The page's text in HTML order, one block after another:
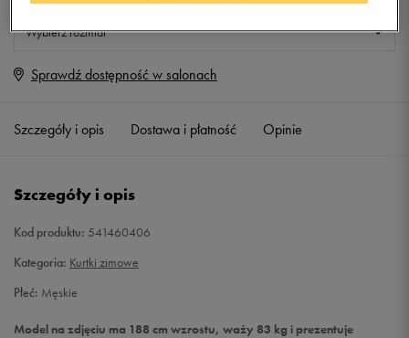
Wybierz rozmiar
BR Powiadom o dostępności
XS Powiadom o dostępności
L Powiadom o dostępności
Sprawdź dostępność w salonach
Szczegóły i opis Dostawa i płatność Opinie
Szczegóły i opis
Kod produktu: 541460406
Kategoria: Kurtki zimowe
Płeć: Męskie
Model na zdjęciu ma 188 cm wzrostu, waży 83 kg i prezentuje